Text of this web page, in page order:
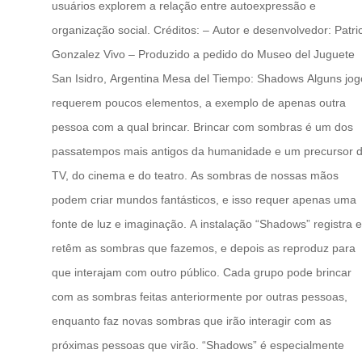
usuários explorem a relação entre autoexpressão e
organização social. Créditos: – Autor e desenvolvedor:
Gonzalez Vivo – Produzido a pedido do Museo del Juguete
San Isidro, Argentina Mesa del Tiempo: Shadows Alguns
requerem poucos elementos, a exemplo de apenas outra
pessoa com a qual brincar. Brincar com sombras é um dos
passatempos mais antigos da humanidade e um precursor
TV, do cinema e do teatro. As sombras de nossas mãos
podem criar mundos fantásticos, e isso requer apenas uma
fonte de luz e imaginação. A instalação “Shadows” registra e
retêm as sombras que fazemos, e depois as reproduz para
que interajam com outro público. Cada grupo pode brincar
com as sombras feitas anteriormente por outras pessoas,
enquanto faz novas sombras que irão interagir com as
próximas pessoas que virão. “Shadows” é especialmente